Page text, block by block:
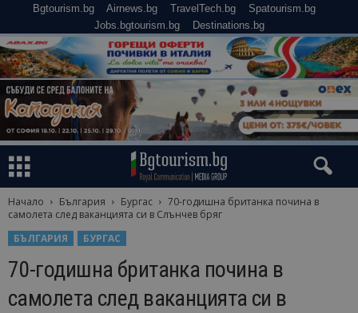
Bgtourism.bg Airnews.bg TravelTech.bg
Spatourism.bg
Jobs.bgtourism.bg
Destinations.bg
Начало България Бургас
70-годишна британка почина в
самолета след ваканцията си в Слънчев бряг
БЪЛГАРИЯ
БУРГАС
70-годишна британка почина в
самолета след ваканцията си в